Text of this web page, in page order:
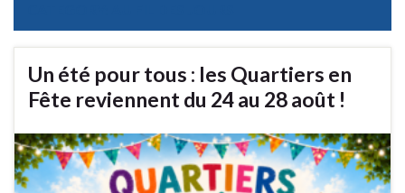
Un été pour tous : les Quartiers en
Fête reviennent du 24 au 28 août !